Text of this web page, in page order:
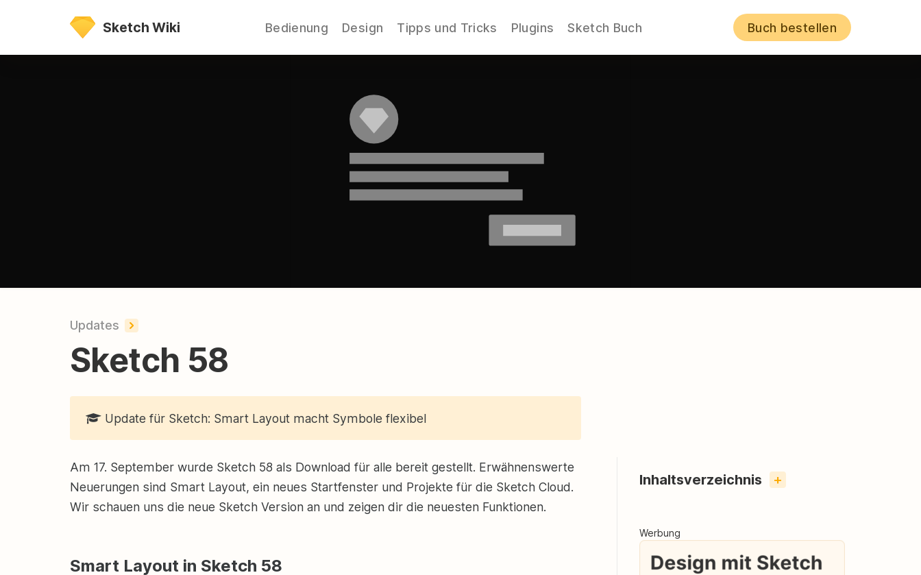
Sketch Wiki Bedienung Design Tipps und Tricks Plugins Sketch Buch Buch bestellen
Updates
Sketch 58
Update für Sketch: Smart Layout macht Symbole flexibel
Am 17. September wurde Sketch 58 als Download für alle bereit gestellt. Erwähnenswerte
Neuerungen sind Smart Layout, ein neues Startfenster und Projekte für die Sketch Cloud.
Wir schauen uns die neue Sketch Version an und zeigen dir die neuesten Funktionen.
Smart Layout in Sketch 58
Inhaltsverzeichnis +
Werbung